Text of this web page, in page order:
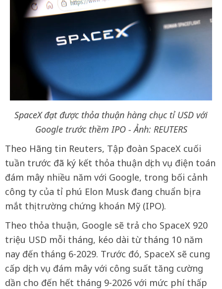
SpaceX đạt được thỏa thuận hàng chục tỉ USD với
Google trước thềm IPO - Ảnh: REUTERS
Theo Hãng tin Reuters, Tập đoàn SpaceX cuối
tuần trước đã ký kết thỏa thuận dịch vụ điện toán
đám mây nhiều năm với Google, trong bối cảnh
công ty của tỉ phú Elon Musk đang chuẩn bị ra
mắt thị trường chứng khoán Mỹ (IPO).
Theo thỏa thuận, Google sẽ trả cho SpaceX 920
triệu USD mỗi tháng, kéo dài từ tháng 10 năm
nay đến tháng 6-2029. Trước đó, SpaceX sẽ cung
cấp dịch vụ đám mây với công suất tăng cường
dần cho đến hết tháng 9-2026 với mức phí thấp